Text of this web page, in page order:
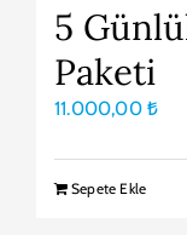
5
Paketi
11.000,00 ₺
Sepete Ekle